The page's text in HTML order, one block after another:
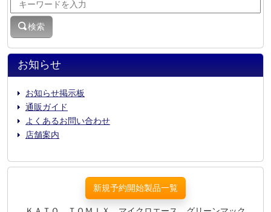
お知らせ
お知らせ掲示板
通販ガイド
よくあるお問い合わせ
店舗案内
検索
新規予約開始製品一覧